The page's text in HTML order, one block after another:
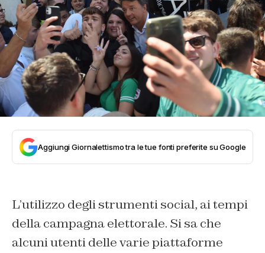
Aggiungi Giornalettismo tra le tue fonti preferite su Google
L’utilizzo degli strumenti social, ai tempi
della campagna elettorale. Si sa che
alcuni utenti delle varie piattaforme